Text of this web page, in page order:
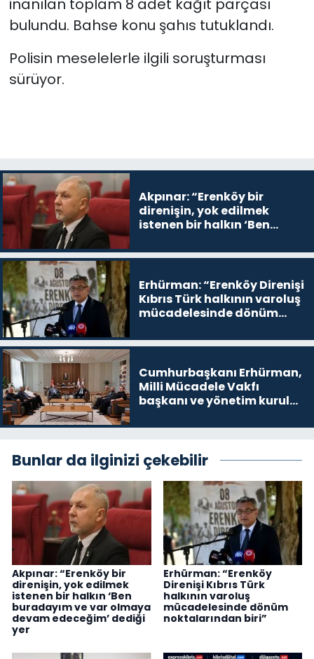
inanılan toplam 8 adet kağıt parçası
bulundu. Bahse konu şahıs tutuklandı.
Polisin meselelerle ilgili soruşturması
sürüyor.
Akpınar: “Erenköy bir
direnişin, yok edilmek
istenen bir halkın ‘Ben
devam edeceğim’ dediği
Erhürman: “Erenköy Direnişi
Kıbrıs Türk halkının varoluş
mücadelesinde dönüm
Cumhurbaşkanı Erhürman,
Milli Mücadele Vakfı
başkanı ve yönetim kurulu
Bunlar da ilginizi çekebilir
Akpınar: “Erenköy bir
direnişin, yok edilmek
istenen bir halkın ‘Ben
buradayım ve var olmaya
devam edeceğim’ dediği
yer
Erhürman: “Erenköy
Direnişi Kıbrıs Türk
halkının varoluş
mücadelesinde dönüm
noktalarından biri”